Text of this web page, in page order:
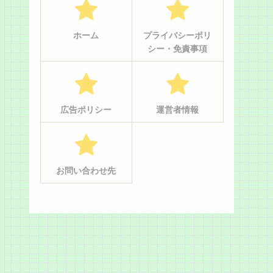
ホーム
プライバシーポリ
シー・免責事項
広告ポリシー 運営者情報
お問い合わせ先